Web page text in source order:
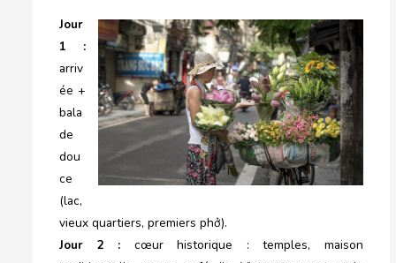
Jour
1 :
arriv
ée +
bala
de
dou
ce
(lac,
vieux quartiers, premiers phở).
Jour 2 : cœur historique : temples, maison